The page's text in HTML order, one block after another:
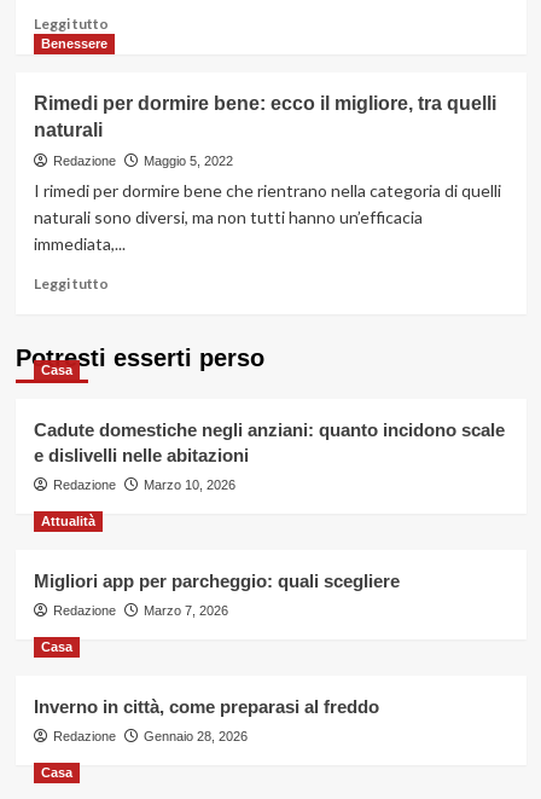
d’età?
Leggi tuttoLeggi
di
Porte
moderne:
prezzi
le
migliori
Benessere
Rimedi per dormire bene: ecco il migliore, tra quelli
naturali
Redazione Maggio 5, 2022
I rimedi per dormire bene che rientrano nella categoria di quelli
naturali sono diversi, ma non tutti hanno un’efficacia
immediata,...
Leggi tuttoLeggi
su
Rimedi
bene:
ecco
il
naturali
Potresti esserti perso
Casa
Cadute domestiche negli anziani: quanto incidono scale
e dislivelli nelle abitazioni
Redazione Marzo 10, 2026
Attualità
Migliori app per parcheggio: quali scegliere
Redazione Marzo 7, 2026
Casa
Inverno in città, come preparasi al freddo
Redazione Gennaio 28, 2026
Casa